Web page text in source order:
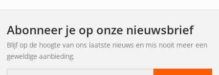
Slimme montagebeugel
Aangepast voor 360-gradencamera's, dynamische
cruisecontrolesystemen en radar.
Abonneer je op onze nieuwsbrief
Blijf op de hoogte van ons laatste nieuws en mis nooit meer een
geweldige aanbieding.